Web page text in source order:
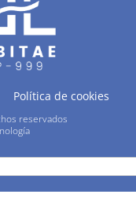
Política de cookies
reservados